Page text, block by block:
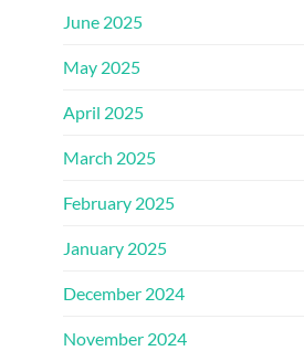
June 2025
May 2025
April 2025
March 2025
February 2025
January 2025
December 2024
November 2024